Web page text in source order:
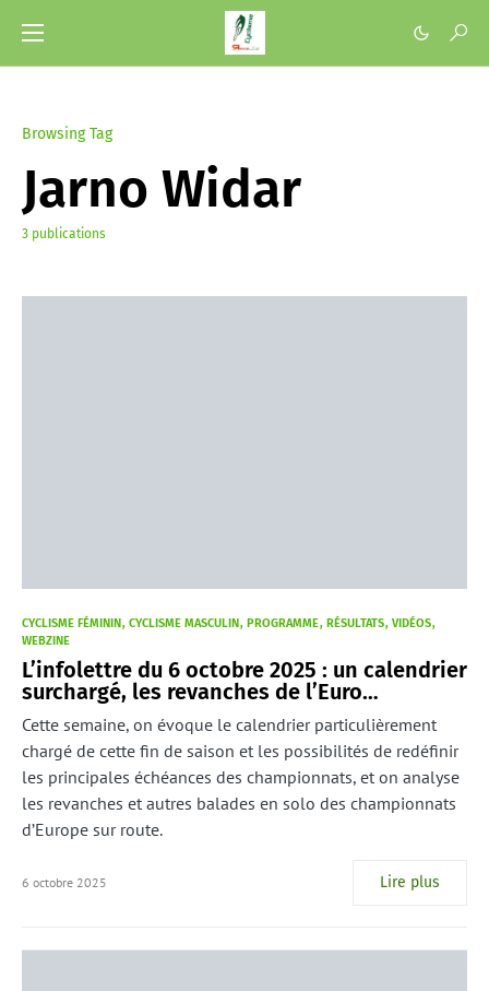
Browsing Tag
Jarno Widar
3 publications
CYCLISME FÉMININ CYCLISME MASCULIN PROGRAMME RÉSULTATS VIDÉOS
WEBZINE
L’infolettre du 6 octobre 2025 : un calendrier
surchargé, les revanches de l’Euro…
Cette semaine, on évoque le calendrier particulièrement
chargé de cette fin de saison et les possibilités de redéfinir
les principales échéances des championnats, et on analyse
les revanches et autres balades en solo des championnats
d’Europe sur route.
6 octobre 2025 Lire plus